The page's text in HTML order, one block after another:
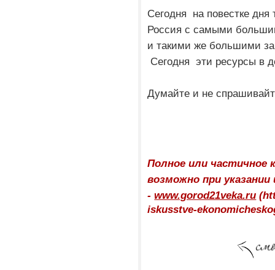
Сегодня на повестке дня
Россия с самыми
и такими же большими
Сегодня эти ресурсы
Думайте и не
Полное или частичное
возможно при
-www.gorod21veka.ru (
iskusstve-